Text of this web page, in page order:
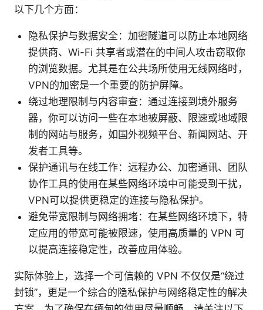
以下几个方面：
隐私保护与数据安全：加密隧道可以防止本地网络
提供商、Wi-Fi 共享者或潜在的中间人攻击窃取你
的浏览数据。尤其是在公共场所使用无线网络时，
VPN的加密是一个重要的防护屏障。
绕过地理限制与内容审查：通过连接到境外服务
器，你可以访问一些在本地被屏蔽、限速或地域限
制的网站与服务，如国外视频平台、新闻网站、开
发者工具等。
保护通讯与在线工作：远程办公、加密通讯、团队
协作工具的使用在某些网络环境中可能受到干扰，
VPN可以提供更稳定的连接与隐私保护。
避免带宽限制与网络拥堵：在某些网络环境下，特
定应用的带宽可能被限速，使用高质量的 VPN 可
以提高连接稳定性，改善应用体验。
实际体验上，选择一个可信赖的 VPN 不仅仅是“绕过
封锁”，更是一个综合的隐私保护与网络稳定性的解决